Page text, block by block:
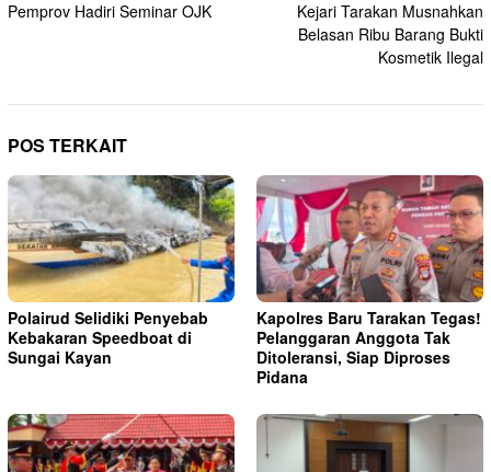
pos
Pemprov Hadiri Seminar OJK
Kejari Tarakan Musnahkan
Belasan Ribu Barang Bukti
Kosmetik Ilegal
POS TERKAIT
Polairud Selidiki Penyebab
Kebakaran Speedboat di
Sungai Kayan
Kapolres Baru Tarakan Tegas!
Pelanggaran Anggota Tak
Ditoleransi, Siap Diproses
Pidana